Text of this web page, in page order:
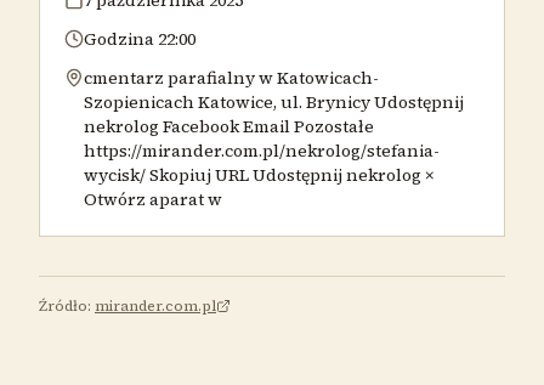
Godzina 22:00
cmentarz parafialny w Katowicach-
Szopienicach Katowice, ul. Brynicy Udostępnij
nekrolog Facebook Email Pozostałe
https://mirander.com.pl/nekrolog/stefania-
wycisk/ Skopiuj URL Udostępnij nekrolog ×
Otwórz aparat w
Źródło: mirander.com.pl